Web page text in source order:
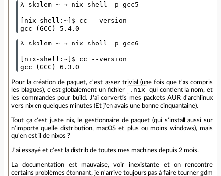
λ skolem ~ → nix-shell -p gcc5
[nix-shell:~]$ cc --version
λ skolem ~ → nix-shell -p gcc6
[nix-shell:~]$ cc --version
Pour la création de paquet, c'est assez trivial (une fois que t'as compris
les blagues), c'est globalement un fichier
.nix
qui contient la nom, et
les commandes pour build. J'ai convertis mes packets AUR d'archlinux
vers nix en quelques minutes (Et j'en avais une bonne cinquantaine).
Tout ça c'est juste nix, le gestionnaire de paquet (qui s'install aussi sur
n'importe quelle distribution, macOS et plus ou moins windows), mais
qu'en est il de nixos ?
J'ai essayé et c'est la distrib de toutes mes machines depuis 2 mois.
La documentation est mauvaise, voir inexistante et on rencontre
certains problèmes étonnant, je n'arrive toujours pas à faire tourner gdm